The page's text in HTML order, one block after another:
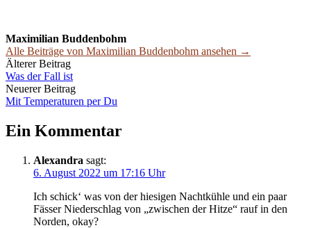
Maximilian Buddenbohm
Alle Beiträge von Maximilian Buddenbohm ansehen →
Beitrags-
Navigation
Älterer Beitrag
Was der Fall ist
Neuerer Beitrag
Mit Temperaturen per Du
Ein Kommentar
Alexandra sagt:
6. August 2022 um 17:16 Uhr
Ich schick‘ was von der hiesigen Nachtkühle und ein paar
Fässer Niederschlag von „zwischen der Hitze“ rauf in den
Norden, okay?